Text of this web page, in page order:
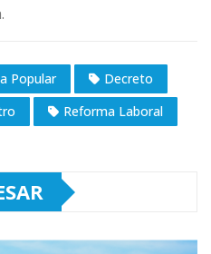
Popular
Decreto
Reforma Laboral